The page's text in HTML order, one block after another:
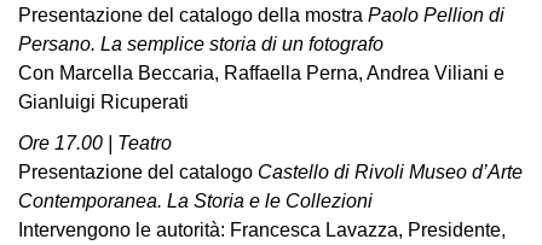
Presentazione del catalogo della mostra Paolo Pellion di
Persano. La semplice storia di un fotografo
Con Marcella Beccaria, Raffaella Perna, Andrea Viliani e
Gianluigi Ricuperati
Ore 17.00 | Teatro
Presentazione del catalogo Castello di Rivoli Museo d’Arte
Contemporanea. La Storia e le Collezioni
Intervengono le autorità: Francesca Lavazza, Presidente,